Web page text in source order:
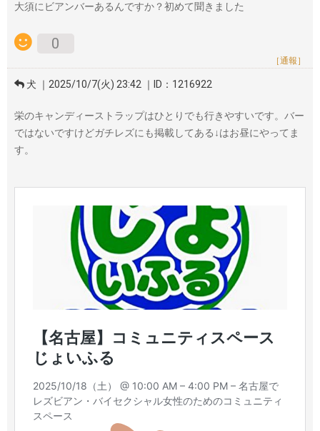
大須にビアンバーあるんですか？初めて聞きました
0
［通報］
犬 ｜2025/10/7(火) 23:42 ｜ID：1216922
栄のキャンディーストラップはひとりでも行きやすいです。バー
ではないですけどガチレズにも掲載してある↓はお昼にやってま
す。